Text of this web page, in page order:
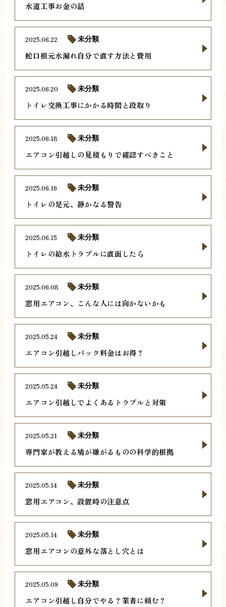
水道工事お金の話
蛇口根元水漏れ自分で直す方法と費用
2025.06.22 未分類
トイレ交換工事にかかる時間と段取り
2025.06.20 未分類
エアコン引越しの見積もりで確認すべきこと
2025.06.18 未分類
トイレの足元、静かなる警告
2025.06.16 未分類
トイレの給水トラブルに直面したら
2025.06.15 未分類
窓用エアコン、こんな人には向かないかも
2025.06.08 未分類
エアコン引越しパック料金はお得？
2025.05.24 未分類
エアコン引越しでよくあるトラブルと対策
2025.05.24 未分類
専門家が教える鳩が嫌がるものの科学的根拠
2025.05.21 未分類
窓用エアコン、設置時の注意点
2025.05.14 未分類
窓用エアコンの意外な落とし穴とは
2025.05.14 未分類
エアコン引越し自分でやる？業者に頼む？
2025.05.09 未分類